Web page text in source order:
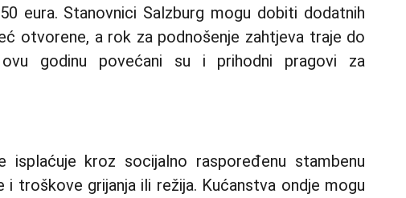
eura. Stanovnici Salzburg mogu dobiti dodatnih
otvorene, a rok za podnošenje zahtjeva traje do
godinu povećani su i prihodni pragovi za
isplaćuje kroz socijalno raspoređenu stambenu
i troškove grijanja ili režija. Kućanstva ondje mogu